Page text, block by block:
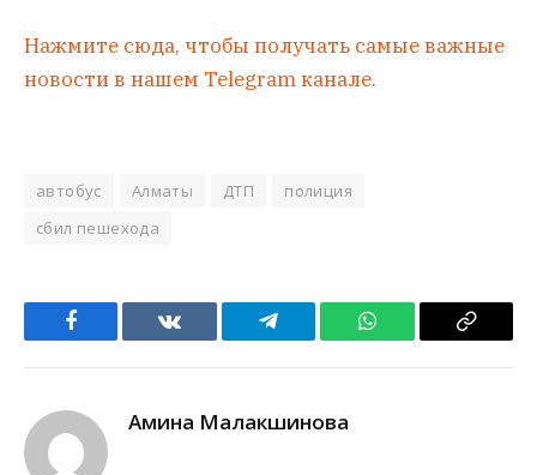
Нажмите сюда, чтобы получать самые важные
новости в нашем Telegram канале.
автобус Алматы ДТП
полиция
сбил пешехода
Facebook VKontakteTelegram WhatsApp Copy
Амина Малакшинова